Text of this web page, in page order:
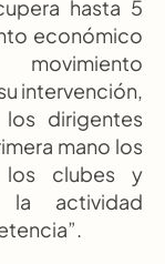
hasta 5
económico
intervención,
dirigentes
mano los
los clubes y
la actividad